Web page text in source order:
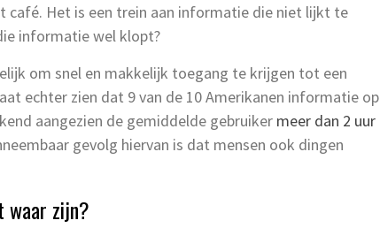
café. Het is een trein aan informatie die niet lijkt te
informatie wel klopt?
om snel en makkelijk toegang te krijgen tot een
echter zien dat 9 van de 10 Amerikanen informatie op
aangezien de gemiddelde gebruiker meer dan 2 uur
gevolg hiervan is dat mensen ook dingen
waar zijn?